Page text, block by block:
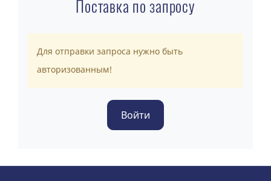
Поставка по запросу
Для отправки запроса нужно быть
авторизованным!